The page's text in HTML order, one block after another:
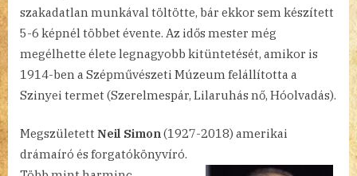
szakadatlan munkával töltötte, bár ekkor sem készített
5-6 képnél többet évente. Az idős mester még
megélhette élete legnagyobb kitüntetését, amikor is
1914-ben a Szépművészeti Múzeum felállította a
Szinyei termet (Szerelmespár, Lilaruhás nő, Hóolvadás).
Megszületett Neil Simon(1927-2018) amerikai
drámaíró és forgatókönyvíró.